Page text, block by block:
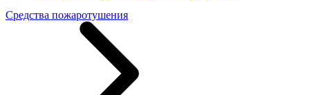
Средства пожаротушения